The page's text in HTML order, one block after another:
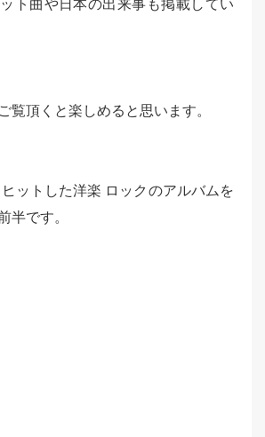
ト曲や日本の出来事も掲載してい
覧頂くと楽しめると思います。
ットした洋楽 ロックのアルバムを
半です。